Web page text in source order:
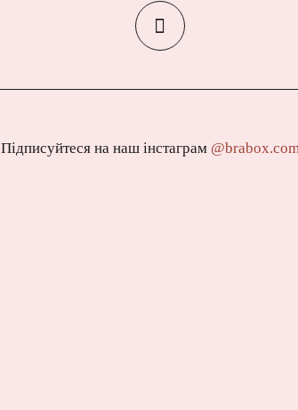
Підписуйтеся на наш інстаграм